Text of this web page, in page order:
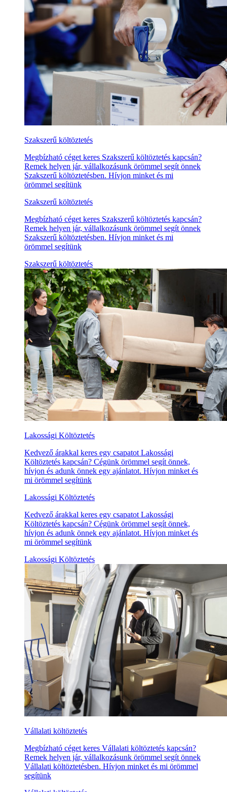
Szakszerű költöztetés
Megbízható céget keres Szakszerű költöztetés kapcsán?
Remek helyen jár, vállalkozásunk örömmel segít önnek
Szakszerű költöztetésben. Hívjon minket és mi
örömmel segítünk
Szakszerű költöztetés
Megbízható céget keres Szakszerű költöztetés kapcsán?
Remek helyen jár, vállalkozásunk örömmel segít önnek
Szakszerű költöztetésben. Hívjon minket és mi
örömmel segítünk
Szakszerű költöztetés
Lakossági Költöztetés
Kedvező árakkal keres egy csapatot Lakossági
Költöztetés kapcsán? Cégünk örömmel segít önnek,
hívjon és adunk önnek egy ajánlatot. Hívjon minket és
mi örömmel segítünk
Lakossági Költöztetés
Kedvező árakkal keres egy csapatot Lakossági
Költöztetés kapcsán? Cégünk örömmel segít önnek,
hívjon és adunk önnek egy ajánlatot. Hívjon minket és
mi örömmel segítünk
Lakossági Költöztetés
Vállalati költöztetés
Megbízható céget keres Vállalati költöztetés kapcsán?
Remek helyen jár, vállalkozásunk örömmel segít önnek
Vállalati költöztetésben. Hívjon minket és mi örömmel
segítünk